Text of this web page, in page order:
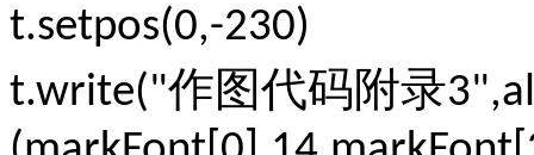
t.setpos(0,-230)
t.write("作图代码附录